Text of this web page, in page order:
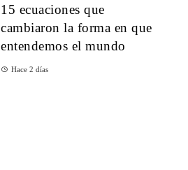
15 ecuaciones que
cambiaron la forma en que
entendemos el mundo
Hace 2 días